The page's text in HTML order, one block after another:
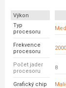
Výkon
Typ
procesoru
Frekvence
procesoru
Počet jader
procesoru
8
Grafický chip